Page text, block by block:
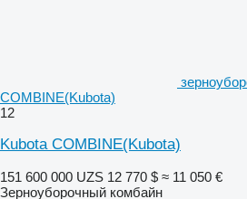
COMBINE(Kubota)
12
Kubota COMBINE(Kubota)
151 600 000 UZS 12 770 $ ≈ 11 050 €
Зерноуборочный комбайн